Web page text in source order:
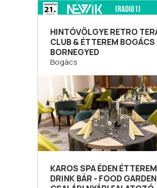
HINTÓVÖLGYE RETRO
CLUB & ÉTTEREM BOGÁCS
BORNEGYED
Bogács
KAROS SPA ÉDEN
DRINK BÁR - FOOD